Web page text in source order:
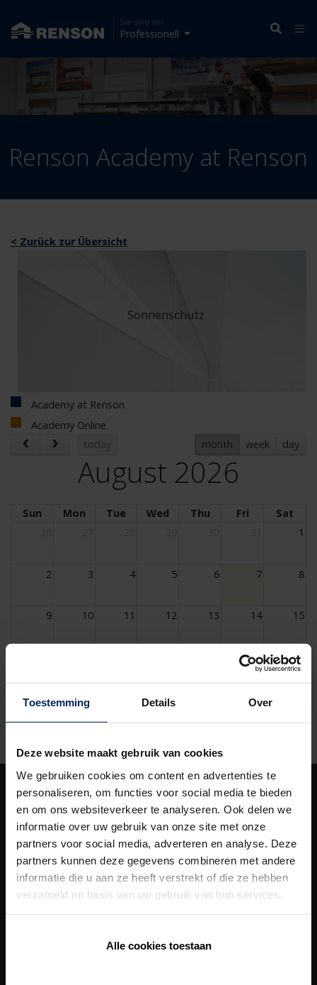
Toestemming Details Over
Deze website maakt gebruik van cookies
We gebruiken cookies om content en advertenties te
personaliseren, om functies voor social media te bieden
en om ons websiteverkeer te analyseren. Ook delen we
informatie over uw gebruik van onze site met onze
partners voor social media, adverteren en analyse. Deze
partners kunnen deze gegevens combineren met andere
informatie die u aan ze heeft verstrekt of die ze hebben
verzameld op basis van uw gebruik van hun services.
Alle cookies toestaan
Sie sind ein
Professionell
Renson Academy at Renson
< Zurück zur Übersicht
Sonnenschutz
Academy at Renson
Academy Online
today
month week day
August 2026
Sun Mon Tue Wed Thu Fri
Sat
1
2 3 4 5 6 7 8
9 10 11 12 13 14 15
21 22
23 26 28
UnsereLösungen
Building Automation
Fassadenverkleidung
Heizung/Kühlung